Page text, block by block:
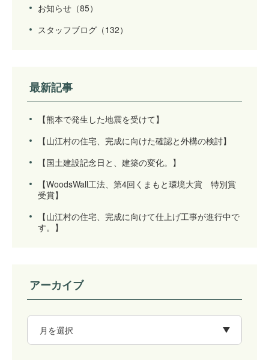
お知らせ （85）
スタッフブログ （132）
最新記事
【熊本で発生した地震を受けて】
【山江村の住宅、完成に向けた確認と外構の検討】
【国土建設記念日と、建築の変化。】
【WoodsWall工法、第4回くまもと環境大賞 特別賞
受賞】
【山江村の住宅、完成に向けて仕上げ工事が進行中で
す。】
アーカイブ